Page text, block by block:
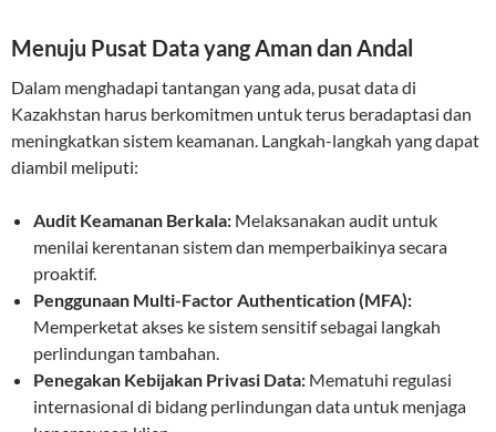
Menuju Pusat Data yang Aman dan Andal
Dalam menghadapi tantangan yang ada, pusat data di
Kazakhstan harus berkomitmen untuk terus beradaptasi dan
meningkatkan sistem keamanan. Langkah-langkah yang dapat
diambil meliputi:
Audit Keamanan Berkala: Melaksanakan audit untuk
menilai kerentanan sistem dan memperbaikinya secara
proaktif.
Penggunaan Multi-Factor Authentication (MFA):
Memperketat akses ke sistem sensitif sebagai langkah
perlindungan tambahan.
Penegakan Kebijakan Privasi Data: Mematuhi regulasi
internasional di bidang perlindungan data untuk menjaga